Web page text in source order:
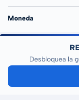
Moneda
Desbloquea la